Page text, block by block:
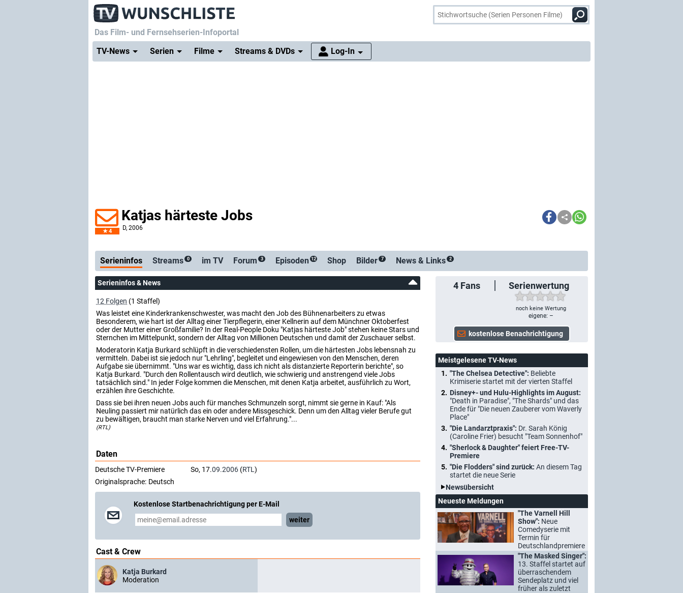
Das Film- und Fernsehserien-Infoportal
TV-News
Serien Filme Streams & DVDs Log-In
4
Katjas härteste Jobs
D, 2006
Serienticker
Serieninfos Streams 0 im TV Forum 3 Episoden 12 Shop Bilder 7 News & Links 2
4 Fans Serienwertung
noch keine Wertung
eigene: –
Serieninfos & News
12 Folgen (1 Staffel)
Was leistet eine Kinderkrankenschwester, was macht den Job des Bühnenarbeiters zu etwas
Besonderem, wie hart ist der Alltag einer Tierpflegerin, einer Kellnerin auf dem Münchner Oktoberfest
oder der Mutter einer Großfamilie? In der Real-People Doku "Katjas härteste Job" stehen keine Stars und
Sternchen im Mittelpunkt, sondern der Alltag von Millionen Deutschen und damit der Zuschauer selbst.
Moderatorin Katja Burkard schlüpft in die verschiedensten Rollen, um die härtesten Jobs lebensnah zu
vermitteln. Dabei ist sie jedoch nur "Lehrling", begleitet und eingewiesen von den Menschen, deren
Aufgabe sie übernimmt. "Uns war es wichtig, dass ich nicht als distanzierte Reporterin berichte", so
Katja Burkard. "Durch den Rollentausch wird deutlich, wie schwierig und anstrengend viele Jobs
tatsächlich sind." In jeder Folge kommen die Menschen, mit denen Katja arbeitet, ausführlich zu Wort,
erzählen ihre Geschichte.
Dass sie bei ihren neuen Jobs auch für manches Schmunzeln sorgt, nimmt sie gerne in Kauf: "Als
Neuling passiert mir natürlich das ein oder andere Missgeschick. Denn um den Alltag vieler Berufe gut
zu bewältigen, braucht man starke Nerven und viel Erfahrung."...
(RTL)
Daten
Deutsche TV-Premiere So, 17.09.2006 (RTL )
Originalsprache: Deutsch
Kostenlose Startbenachrichtigung per E-Mail
weiter
Cast & Crew
Katja Burkard
Moderation
Meistgelesene TV-News
"The Chelsea Detective": Beliebte
Krimiserie startet mit der vierten Staffel
Disney+- und Hulu-Highlights im August:
"Death in Paradise", "The Shards" und das
Ende für "Die neuen Zauberer vom Waverly
Place"
"Die Landarztpraxis": Dr. Sarah König
(Caroline Frier) besucht "Team Sonnenhof"
"Sherlock & Daughter" feiert Free-TV-
Premiere
"Die Flodders" sind zurück: An diesem Tag
startet die neue Serie
Newsübersicht
Neueste Meldungen
"The Varnell Hill
Show": Neue
Comedyserie mit
Termin für
Deutschlandpremiere
"The Masked Singer":
13. Staffel startet auf
überraschendem
Sendeplatz und viel
früher als zuletzt